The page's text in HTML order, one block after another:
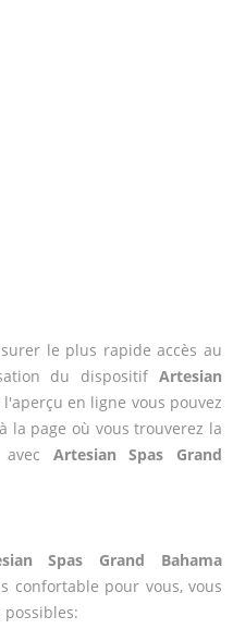
le plus rapide accès au
du dispositif Artesian
en ligne vous pouvez
la page où vous trouverez la
Artesian Spas Grand
Spas Grand Bahama
confortable pour vous, vous